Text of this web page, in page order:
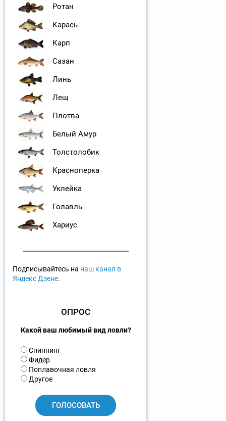
Ротан
Карась
Карп
Сазан
Линь
Лещ
Плотва
Белый Амур
Толстолобик
Красноперка
Уклейка
Голавль
Хариус
Подписывайтесь на наш канал в
Яндекс Дзене.
ОПРОС
Какой ваш любимый вид ловли?
В
а
р
и
Спиннинг
Фидер
Поплавочная ловля
Другое